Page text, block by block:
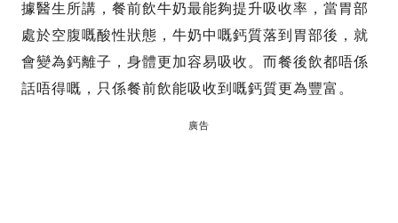
據醫生所講，餐前飲牛奶最能夠提升吸收率，當胃部
處於空腹嘅酸性狀態，牛奶中嘅鈣質落到胃部後，就
會變為鈣離子，身體更加容易吸收。而餐後飲都唔係
話唔得嘅，只係餐前飲能吸收到嘅鈣質更為豐富。
廣告